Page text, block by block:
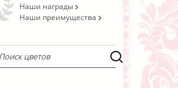
Наши награды
Наши преимущества